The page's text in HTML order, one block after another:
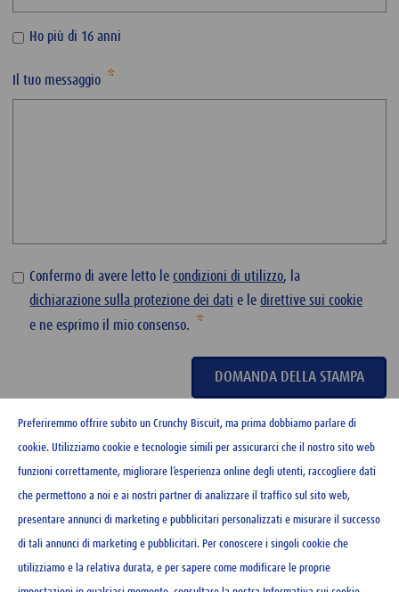
Ho più di 16 anni
Il tuo messaggio
Confermo di avere letto lecondizioni di utilizzo, la
dichiarazione sulla protezione dei dati e ledirettive sui cookie
e ne esprimo il mio consenso.
CONTATTO
NEWSLETTER
CONDIZIONI DI UTILIZZO
Preferiremmo offrire subito un Crunchy Biscuit, ma prima dobbiamo parlare di
cookie. Utilizziamo cookie e tecnologie simili per assicurarci che il nostro sito web
funzioni correttamente, migliorare l’esperienza online degli utenti, raccogliere dati
che permettono a noi e ai nostri partner di analizzare il traffico sul sito web,
presentare annunci di marketing e pubblicitari personalizzati e misurare il successo
di tali annunci di marketing e pubblicitari. Per conoscere i singoli cookie che
utilizziamo e la relativa durata, e per sapere come modificare le proprie